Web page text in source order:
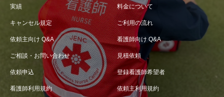
実績 料金について
キャンセル規定 ご利用の流れ
依頼主向け Q&A 看護師向け Q&A
ご相談・お問い合わせ 見積依頼
依頼申込 登録看護師希望者
看護師利用規約 依頼主利用規約